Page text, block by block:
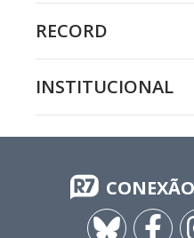
RECORD
INSTITUCIONAL